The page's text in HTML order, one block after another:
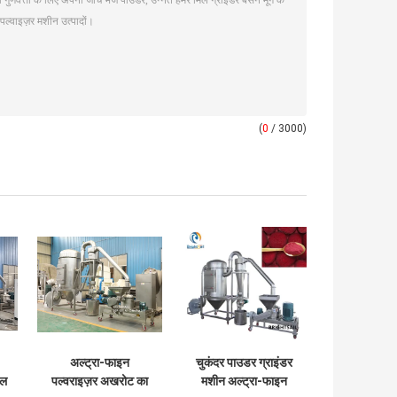
(0 / 3000)
अल्ट्रा-फाइन
पल्वराइज़र अखरोट का
चुकंदर पाउडर ग्राइंडर
मशीन अल्ट्रा-फाइन